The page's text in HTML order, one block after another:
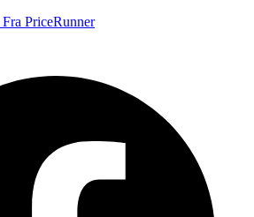
Fra PriceRunner